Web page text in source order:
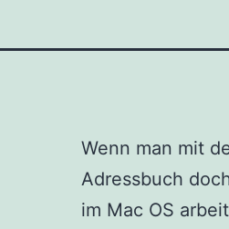
Wenn man mit
Adressbuch
im Mac OS